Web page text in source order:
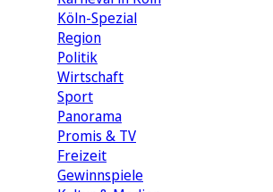
Köln-Spezial
Region
Politik
Wirtschaft
Sport
Panorama
Promis & TV
Freizeit
Gewinnspiele